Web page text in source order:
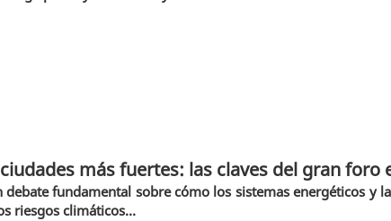
más fuertes: las claves del gran
debate fundamental sobre cómo los sistemas energéticos y
riesgos climáticos...